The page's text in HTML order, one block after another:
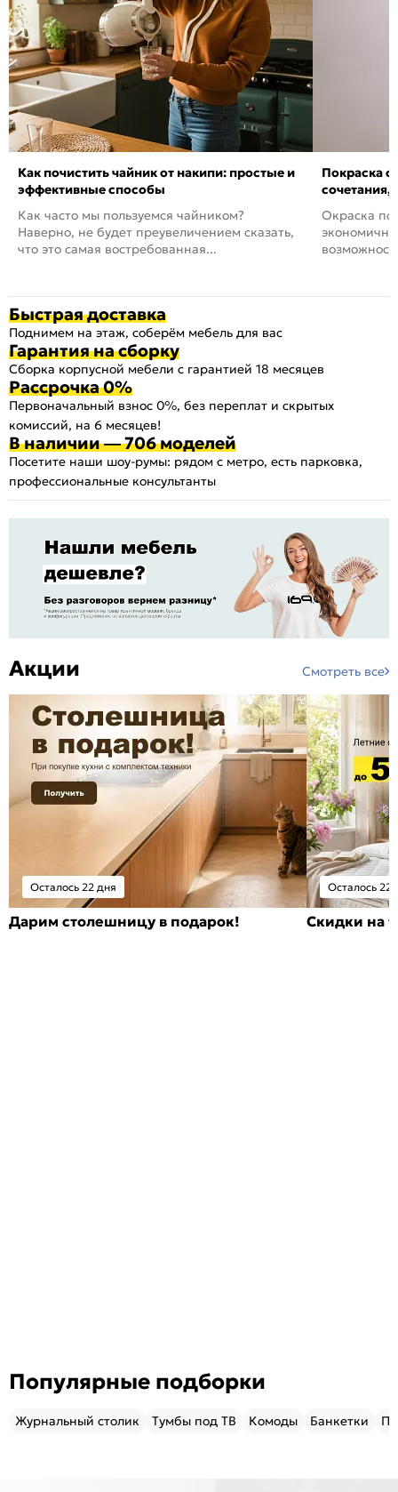
Как почистить чайник от накипи: простые и
эффективные способы
Как часто мы пользуемся чайником?
Наверно, не будет преувеличением сказать,
что это самая востребованная...
Покраска
сочетания,
Окраска
Быстрая доставка
Поднимем на этаж, соберём мебель для вас
Гарантия на сборку
Сборка корпусной мебели с гарантией 18 месяцев
Рассрочка 0%
Первоначальный взнос 0%, без переплат и скрытых
комиссий, на 6 месяцев!
В наличии — 706 моделей
Посетите наши шоу-румы: рядом с метро, есть парковка,
профессиональные консультанты
Акции Смотреть все
Осталось 22 дня
Дарим столешницу в подарок!
Осталось 22
Скидки на
Популярные подборки
Журнальный столик Тумбы под ТВ Комоды Банкетки